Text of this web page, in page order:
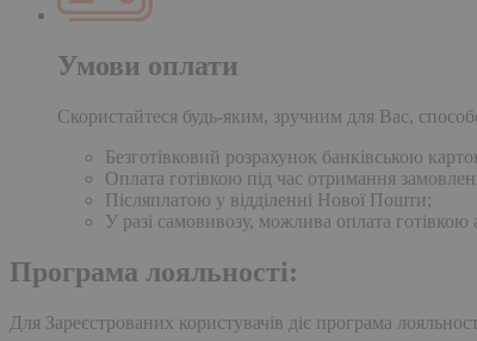
Умови оплати
Скористайтеся будь-яким, зручним для Вас,
Безготівковий розрахунок банківською
Оплата готівкою під час отримання
Післяплатою у відділенні Нової Пошти;
У разі самовивозу, можлива оплата готівкою
Програма лояльності:
Для Зареєстрованих користувачів діє програма